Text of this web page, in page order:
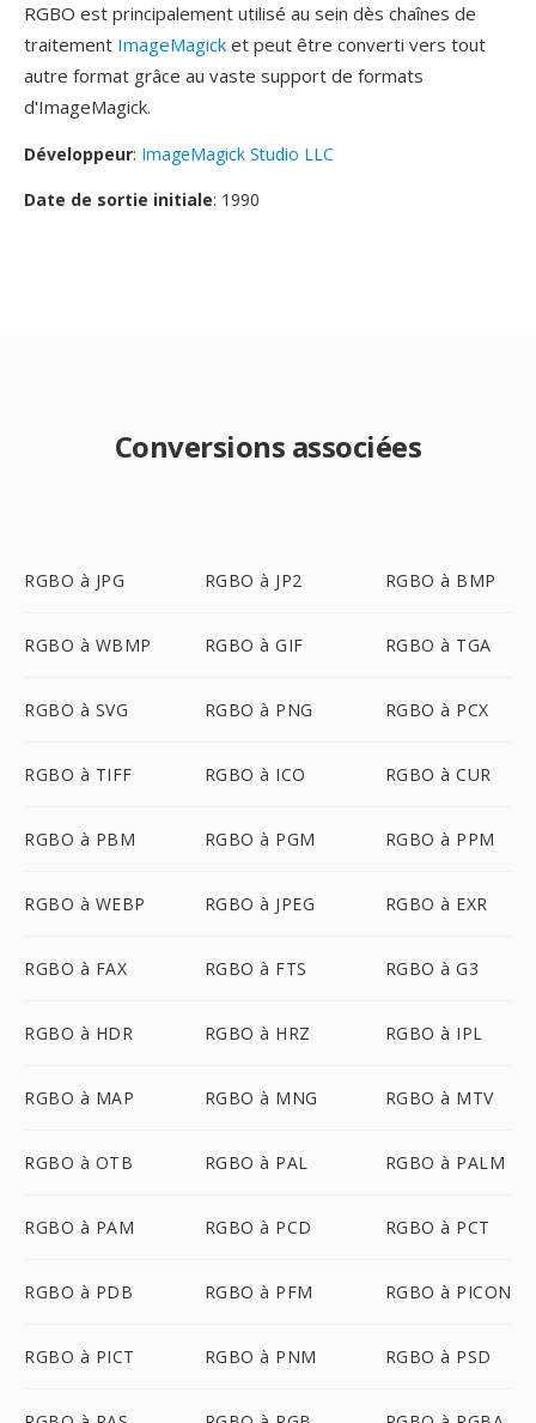
RGBO est principalement utilisé au sein dès chaînes de
traitement ImageMagick et peut être converti vers tout
autre format grâce au vaste support de formats
d'ImageMagick.
Développeur: ImageMagick Studio LLC
Date de sortie initiale: 1990
Conversions associées
RGBO à JPG RGBO à JP2 RGBO à BMP
RGBO à WBMP RGBO à GIF RGBO à TGA
RGBO à SVG RGBO à PNG RGBO à PCX
RGBO à TIFF RGBO à ICO RGBO à CUR
RGBO à PBM RGBO à PGM RGBO à PPM
RGBO à WEBP RGBO à JPEG RGBO à EXR
RGBO à FAX RGBO à FTS RGBO à G3
RGBO à HDR RGBO à HRZ RGBO à IPL
RGBO à MAP RGBO à MNG RGBO à MTV
RGBO à OTB RGBO à PAL RGBO à PALM
RGBO à PAM RGBO à PCD RGBO à PCT
RGBO à PDB RGBO à PFM RGBO à PICON
RGBO à PICT RGBO à PNM RGBO à PSD